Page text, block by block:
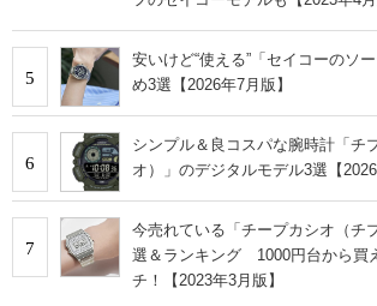
5
安いけど“使える”「セイコーのソ
め3選【2026年7月版】
6
シンプル＆良コスパな腕時計「チ
オ）」のデジタルモデル3選【2026
7
今売れている「チープカシオ（チ
選＆ランキング 1000円台から買
チ！【2023年3月版】